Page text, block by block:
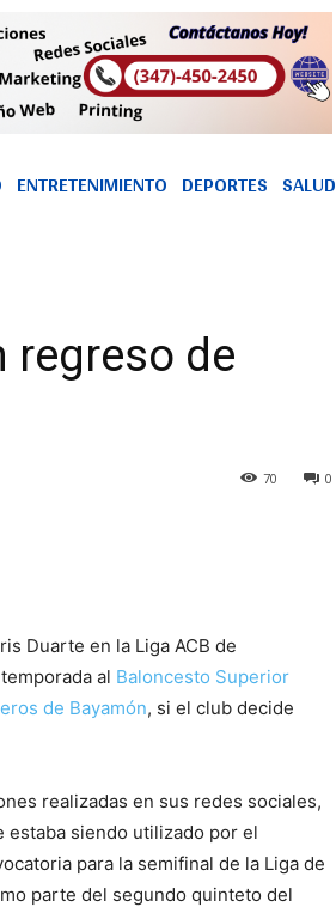
ENTRETENIMIENTO DEPORTES SALUD
regreso de
0
70
Duarte en la Liga ACB de
al Baloncesto Superior
de Bayamón, si el club decide
realizadas en sus redes sociales,
estaba siendo utilizado por el
para la semifinal de la Liga de
parte del segundo quinteto del